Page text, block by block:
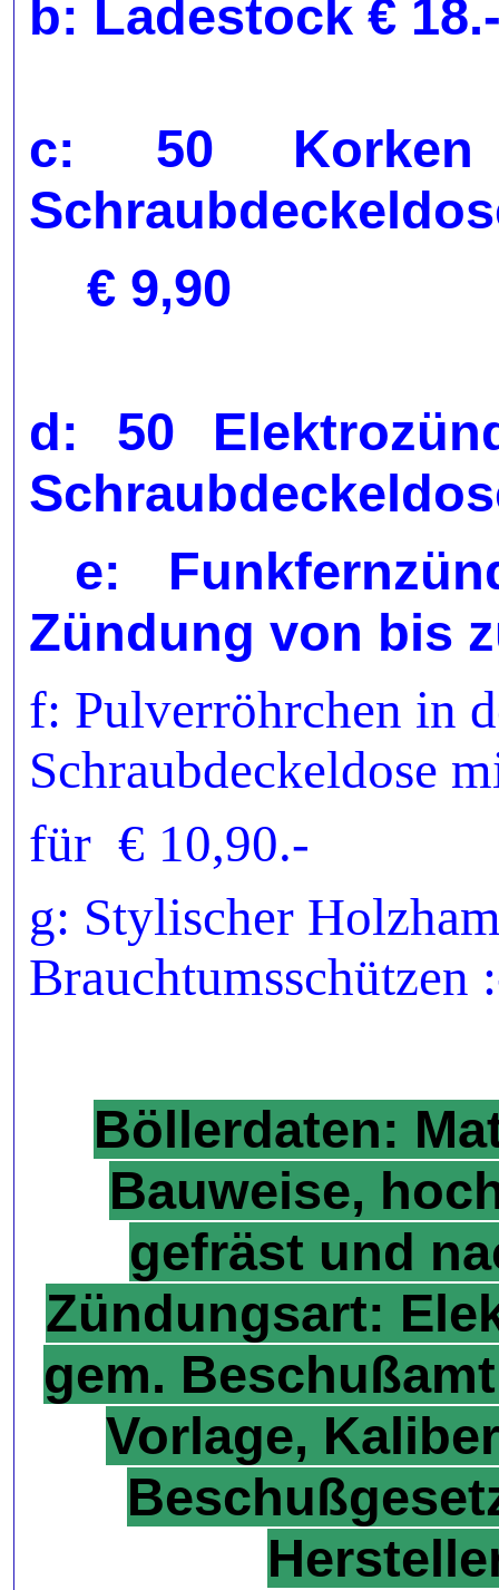
b: Ladestock €
c: 50
€ 9,90
d: 50
e:
Zündung von bis
f: Pulverröhrchen in
Schraubdeckeldose
für € 10,90.-
g: Stylischer
Böllerdaten:
Bauweise,
gefräst und
Zündungsart:
gem.
Vorlage,